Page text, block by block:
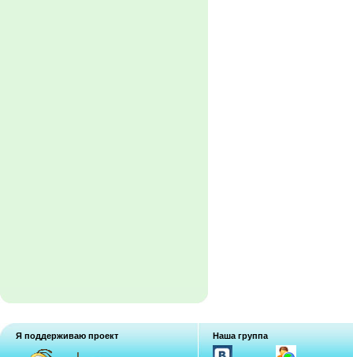
Я поддерживаю проект Наша группа